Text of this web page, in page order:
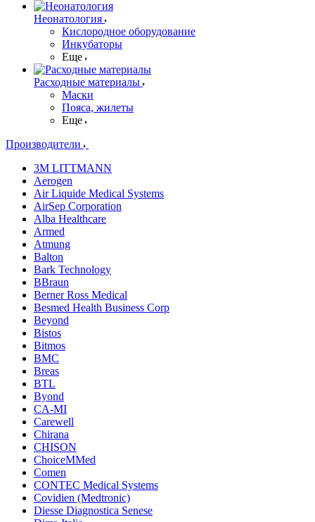
Неонатология
Кислородное оборудование
Инкубаторы
Еще
Расходные материалы
Маски
Пояса, жилеты
Еще
Производители
3M LITTMANN
Aerogen
Air Liquide Medical Systems
AirSep Corporation
Alba Healthcare
Armed
Atmung
Balton
Bark Technology
BBraun
Berner Ross Medical
Besmed Health Business Corp
Beyond
Bistos
Bitmos
BMC
Breas
BTL
Byond
CA-MI
Carewell
Chirana
CHISON
ChoiceMMed
Comen
CONTEC Medical Systems
Covidien (Medtronic)
Diesse Diagnostica Senese